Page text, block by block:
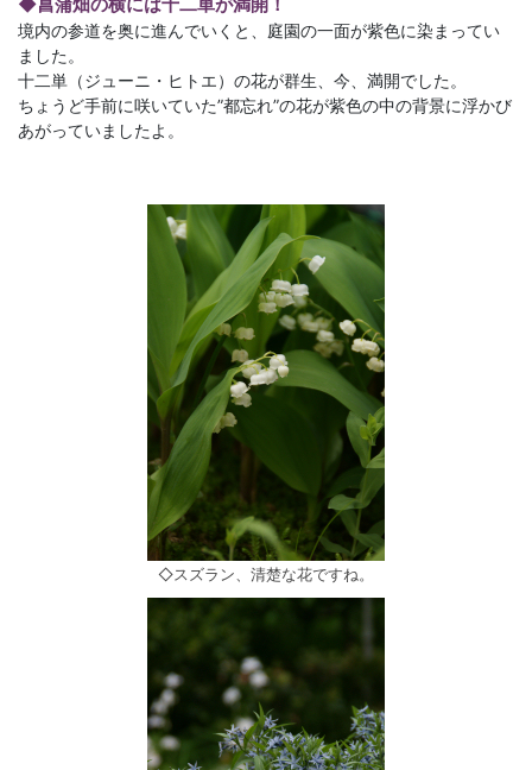
境内の参道を奥に進んでいくと、庭園の一面が紫色に染まってい
ました。
十二単（ジューニ・ヒトエ）の花が群生、今、満開でした。
ちょうど手前に咲いていた”都忘れ”の花が紫色の中の背景に浮かび
あがっていましたよ。
◇スズラン、清楚な花ですね。